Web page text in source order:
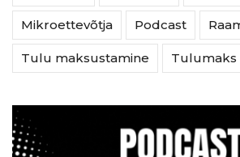
Mikroettevõtja Podcast
Tulu maksustamine Tulumaks